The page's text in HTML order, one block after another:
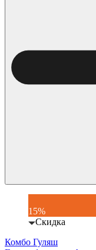
15%
Скидка
Комбо Гуляш